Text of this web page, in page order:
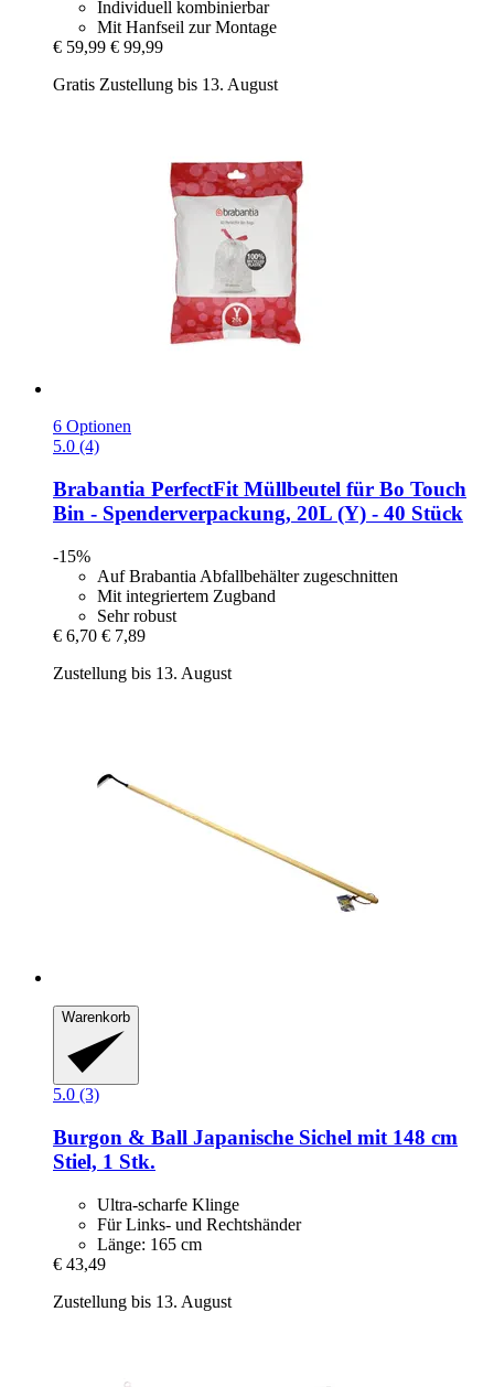
Individuell kombinierbar
Mit Hanfseil zur Montage
€ 59,99 € 99,99
Gratis Zustellung bis 13. August
6 Optionen
5.0 (4)
Brabantia PerfectFit Müllbeutel für Bo Touch
Bin -​ Spenderverpackung, 20L (Y) -​ 40 Stück
-15%
Auf Brabantia Abfallbehälter zugeschnitten
Mit integriertem Zugband
Sehr robust
€ 6,70 € 7,89
Zustellung bis 13. August
Warenkorb
5.0 (3)
Burgon & Ball Japanische Sichel mit 148 cm
Stiel, 1 Stk.
Ultra-scharfe Klinge
Für Links- und Rechtshänder
Länge: 165 cm
€ 43,49
Zustellung bis 13. August